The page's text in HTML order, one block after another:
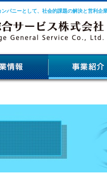
パニーとして、社会的課題の解決と営利企